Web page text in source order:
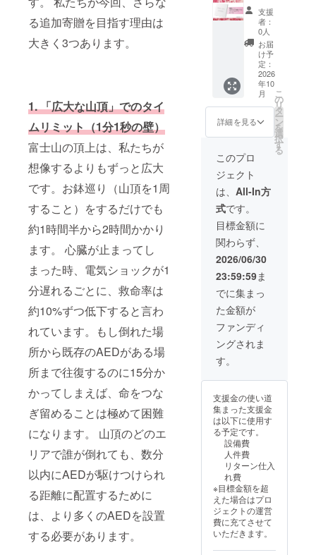
る追加寄贈を目指す理由は
大きく3つあります。
1. 「広大な山頂」でのタイ
ムリミット（1分1秒の壁）
富士山の頂上は、私たちが
想像するよりもずっと広大
です。お鉢巡り（山頂を1周
すること）をするだけでも
約1時間半から2時間かかり
ます。 心臓が止まってし
まった時、電気ショックが1
分遅れるごとに、救命率は
約10%ずつ低下すると言わ
れています。もし倒れた場
所から既存のAEDがある場
所まで往復するのに15分か
かってしまえば、命をつな
ぎ留めることは極めて困難
になります。 山頂のどのエ
リアで誰が倒れても、数分
以内にAEDが駆けつけられ
る距離に配置するために
は、より多くのAEDを設置
する必要があります。
や大き
さ等で
問題が
生じた
場合は
平体や
縮小す
る場合
がござ
いま
す。 ※
細部デ
ザイン
は変更
になる
場合が
ござい
ます
いて作
品の制
作を
し、完
成後に
お届け
する流
れにな
りま
す。 お
届けま
での時
間は、
打ち合
わせか
ら最長
で3ヶ月
間を目
安とし
て下さ
い。完
成次第
ご連絡
を差し
上げま
す。 ※
梱包・
送料含
む
面にお
名前を
記載致
します
・掲載
期間：
2026年
7月18日
から約8
年間掲
載、事
業が存
続する
限り掲
載 ・掲
載方
法：文
字、ロ
ゴの
み。
AED
ボック
スの左
側面ス
ペース
に記載
予定で
す ・注
意事
項：支
援時、
掲載を
れるお
名前を
ご記入
くださ
い ※お
名前の
文字数
さ等で
問題が
生じた
場合は
平体や
縮小す
ナオキ
描き下
ろし
アート
作品（
Lサイ
ズ）】
Lサイ
ズ：
910✕91
0mm【
直筆サ
イン入
り】
【作品
の制作
からお
届けま
での流
れ】 ご
支援確
定後、
作家で
ある橘
ナオキ
本人と
オンラ
インで
打ち合
わせ
(LINEや
行な
アリン
グさせ
て頂い
たご希
望のイ
メージ
に基づ
品の制
作を
し、完
成後に
お届け
する流
支援
者：
0人
お届
け予
定：
2026
年10
月
詳細を見る
こ
の
リ
タ
ー
ン
を
選
択
す
る
このプロ
ジェクト
は、 All-In方
式です。
目標金額に
関わらず、
2026/06/30
23:59:59ま
でに集まっ
た金額が
ファンディ
ングされま
す。
支援金の使い道
集まった支援金
は以下に使用す
る予定です。
設備費
人件費
リターン仕入
れ費
※目標金額を超
えた場合はプロ
ジェクトの運営
費に充てさせて
いただきます。